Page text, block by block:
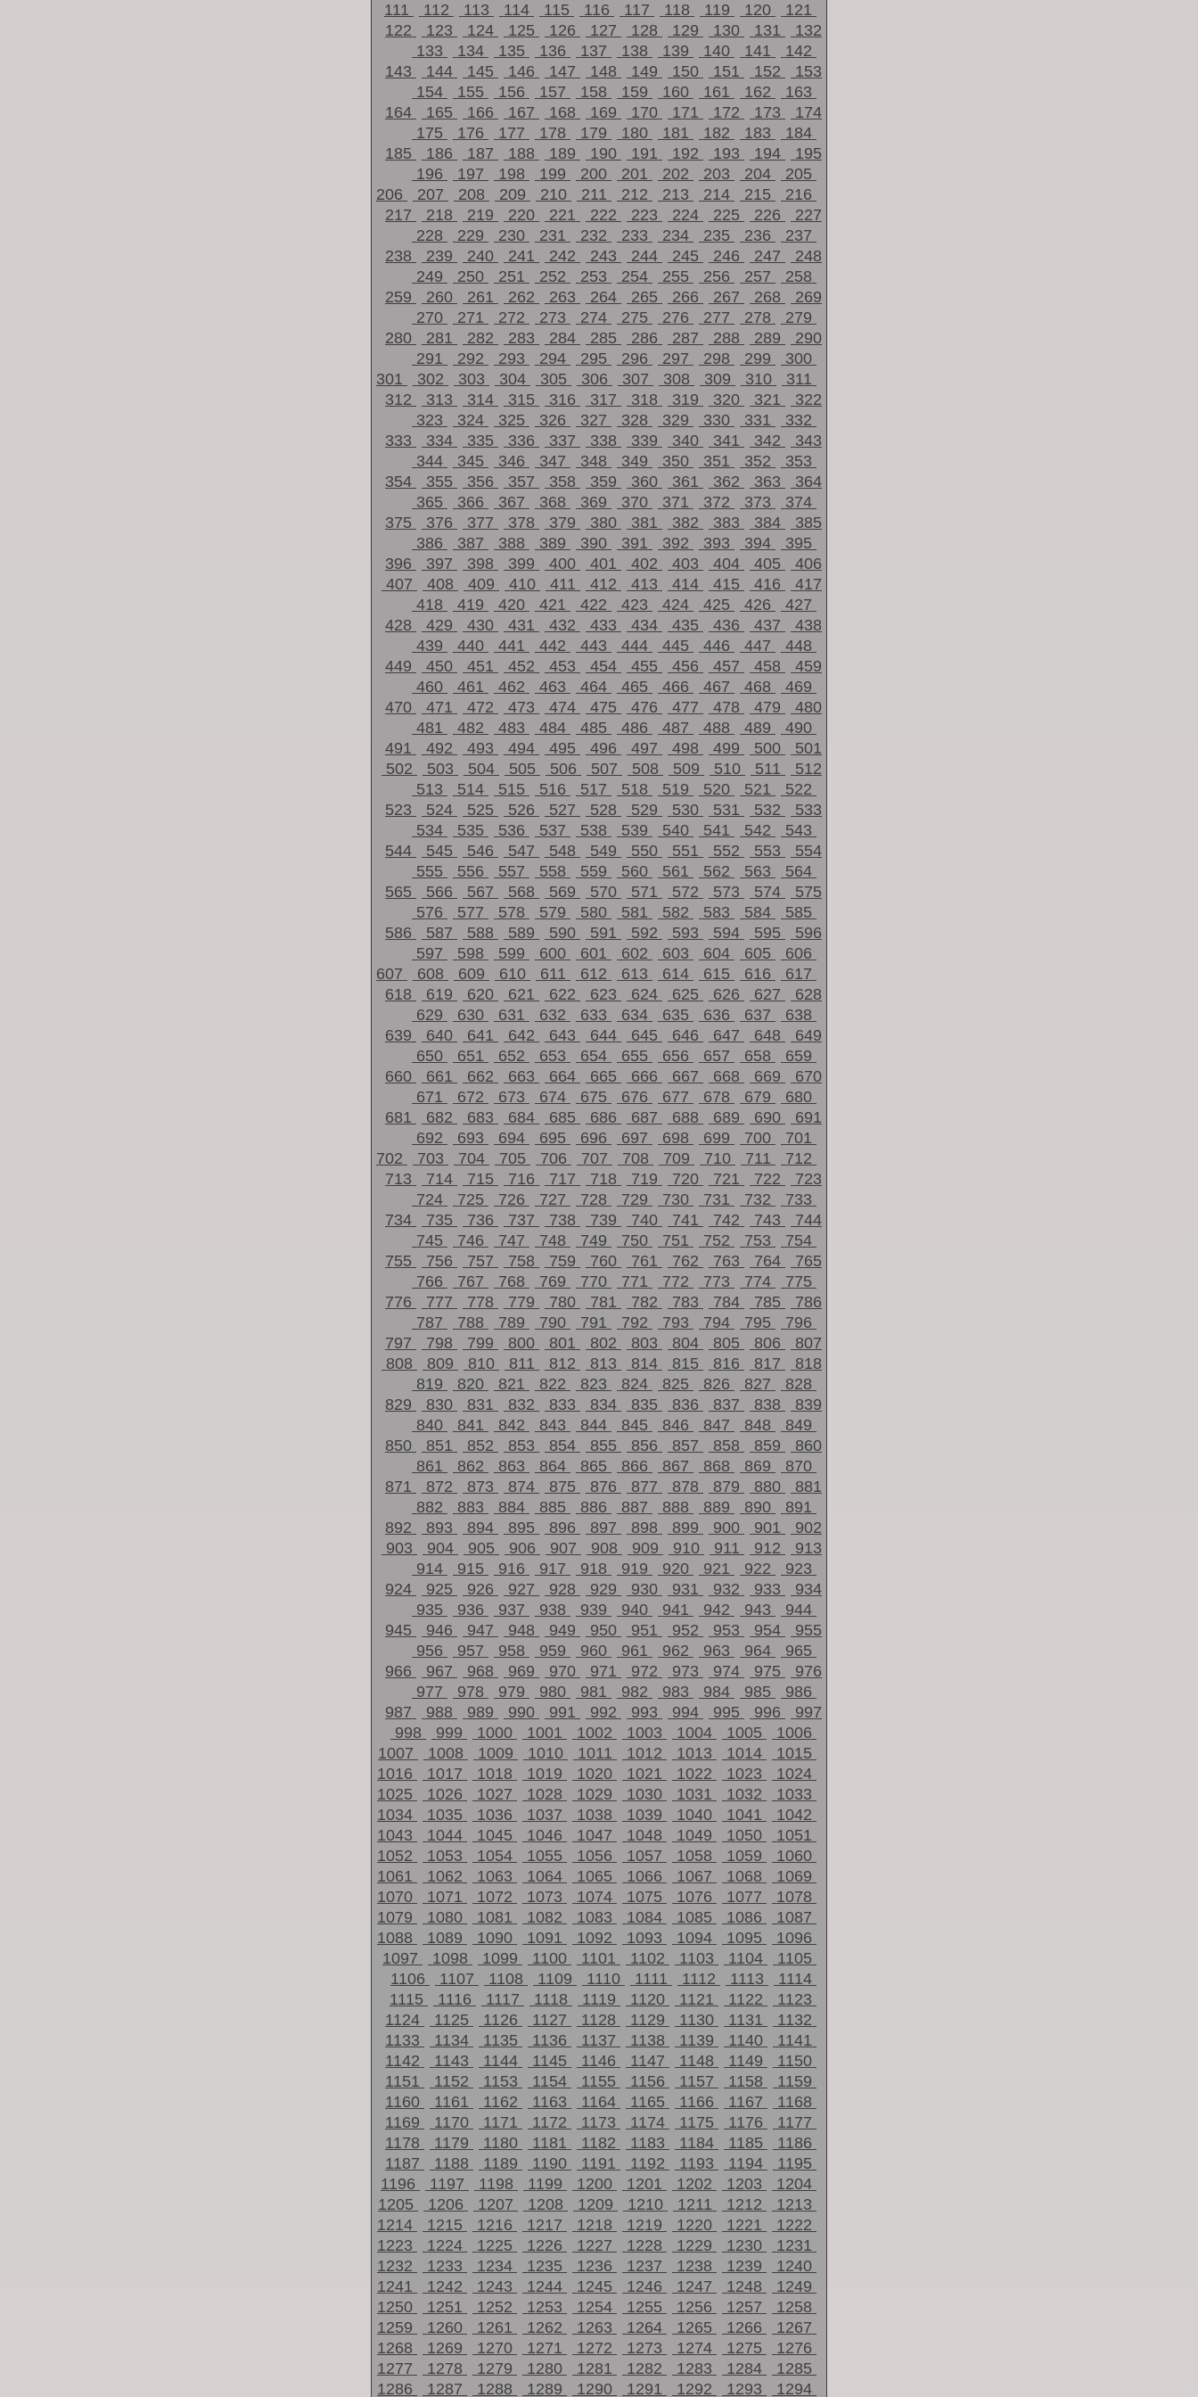
111
112 113 114 115 116 117 118 119 120
121
122
123 124 125 126 127 128 129 130 131
132
133
134 135 136 137 138 139 140 141
142
143
144 145 146 147 148 149 150 151 152
153
154
155 156 157 158 159 160 161 162
163
164
165 166 167 168 169 170 171 172 173
174
175
176 177 178 179 180 181 182 183
184
185
186 187 188 189 190 191 192 193 194
195
196
197 198 199 200 201 202 203 204
205
206
207 208 209 210 211 212 213 214 215
216
217
218 219 220 221 222 223 224 225 226
227
228
229 230 231 232 233 234 235 236
237
238
239 240 241 242 243 244 245 246 247
248
249
250 251 252 253 254 255 256 257
258
259
260 261 262 263 264 265 266 267 268
269
270
271 272 273 274 275 276 277 278
279
280
281 282 283 284 285 286 287 288 289
290
291
292 293 294 295 296 297 298 299
300
301
302 303 304 305 306 307 308 309 310
311
312
313 314 315 316 317 318 319 320 321
322
323
324 325 326 327 328 329 330 331
332
333
334 335 336 337 338 339 340 341 342
343
344
345 346 347 348 349 350 351 352
353
354
355 356 357 358 359 360 361 362 363
364
365
366 367 368 369 370 371 372 373
374
375
376 377 378 379 380 381 382 383 384
385
386
387 388 389 390 391 392 393 394
395
396
397 398 399 400 401 402 403 404 405
406
407
408 409 410 411 412 413 414 415 416
417
418
419 420 421 422 423 424 425 426
427
428
429 430 431 432 433 434 435 436 437
438
439
440 441 442 443 444 445 446 447
448
449
450 451 452 453 454 455 456 457 458
459
460
461 462 463 464 465 466 467 468
469
470
471 472 473 474 475 476 477 478 479
480
481
482 483 484 485 486 487 488 489
490
491
492 493 494 495 496 497 498 499 500
501
502
503 504 505 506 507 508 509 510 511
512
513
514 515 516 517 518 519 520 521
522
523
524 525 526 527 528 529 530 531 532
533
534
535 536 537 538 539 540 541 542
543
544
545 546 547 548 549 550 551 552 553
554
555
556 557 558 559 560 561 562 563
564
565
566 567 568 569 570 571 572 573 574
575
576
577 578 579 580 581 582 583 584
585
586
587 588 589 590 591 592 593 594 595
596
597
598 599 600 601 602 603 604 605
606
607
608 609 610 611 612 613 614 615 616
617
618
619 620 621 622 623 624 625 626 627
628
629
630 631 632 633 634 635 636 637
638
639
640 641 642 643 644 645 646 647 648
649
650
651 652 653 654 655 656 657 658
659
660
661 662 663 664 665 666 667 668 669
670
671
672 673 674 675 676 677 678 679
680
681
682 683 684 685 686 687 688 689 690
691
692
693 694 695 696 697 698 699 700
701
702
703 704 705 706 707 708 709 710 711
712
713
714 715 716 717 718 719 720 721 722
723
724
725 726 727 728 729 730 731 732
733
734
735 736 737 738 739 740 741 742 743
744
745
746 747 748 749 750 751 752 753
754
755
756 757 758 759 760 761 762 763 764
765
766
767 768 769 770 771 772 773 774
775
776
777 778 779 780 781 782 783 784 785
786
787
788 789 790 791 792 793 794 795
796
797
798 799 800 801 802 803 804 805 806
807
808
809 810 811 812 813 814 815 816 817
818
819
820 821 822 823 824 825 826 827
828
829
830 831 832 833 834 835 836 837 838
839
840
841 842 843 844 845 846 847 848
849
850
851 852 853 854 855 856 857 858 859
860
861
862 863 864 865 866 867 868 869
870
871
872 873 874 875 876 877 878 879 880
881
882
883 884 885 886 887 888 889 890
891
892
893 894 895 896 897 898 899 900 901
902
903
904 905 906 907 908 909 910 911 912
913
914
915 916 917 918 919 920 921 922
923
924
925 926 927 928 929 930 931 932 933
934
935
936 937 938 939 940 941 942 943
944
945
946 947 948 949 950 951 952 953 954
955
956
957 958 959 960 961 962 963 964
965
966
967 968 969 970 971 972 973 974 975
976
977
978 979 980 981 982 983 984 985
986
987
988 989 990 991 992 993 994 995 996
997
998
999 1000 1001 1002 1003 1004 1005
1006
1007
1008 1009 1010 1011 1012 1013 1014
1015
1016
1017 1018 1019 1020 1021 1022 1023
1024
1025
1026 1027 1028 1029 1030 1031 1032
1033
1034
1035 1036 1037 1038 1039 1040 1041
1042
1043
1044 1045 1046 1047 1048 1049 1050
1051
1052
1053 1054 1055 1056 1057 1058 1059
1060
1061
1062 1063 1064 1065 1066 1067 1068
1069
1070
1071 1072 1073 1074 1075 1076 1077
1078
1079
1080 1081 1082 1083 1084 1085 1086
1087
1088
1089 1090 1091 1092 1093 1094 1095
1096
1097
1098 1099 1100 1101 1102 1103 1104
1105
1106
1107 1108 1109 1110 1111 1112 1113
1114
1115
1116 1117 1118 1119 1120 1121 1122
1123
1124
1125 1126 1127 1128 1129 1130 1131
1132
1133
1134 1135 1136 1137 1138 1139 1140
1141
1142
1143 1144 1145 1146 1147 1148 1149
1150
1151
1152 1153 1154 1155 1156 1157 1158
1159
1160
1161 1162 1163 1164 1165 1166 1167
1168
1169
1170 1171 1172 1173 1174 1175 1176
1177
1178
1179 1180 1181 1182 1183 1184 1185
1186
1187
1188 1189 1190 1191 1192 1193 1194
1195
1196
1197 1198 1199 1200 1201 1202 1203
1204
1205
1206 1207 1208 1209 1210 1211 1212
1213
1214
1215 1216 1217 1218 1219 1220 1221
1222
1223
1224 1225 1226 1227 1228 1229 1230
1231
1232
1233 1234 1235 1236 1237 1238 1239
1240
1241
1242 1243 1244 1245 1246 1247 1248
1249
1250
1251 1252 1253 1254 1255 1256 1257
1258
1259
1260 1261 1262 1263 1264 1265 1266
1267
1268
1269 1270 1271 1272 1273 1274 1275
1276
1277
1278 1279 1280 1281 1282 1283 1284
1285
1286
1287 1288 1289 1290 1291 1292 1293 1294